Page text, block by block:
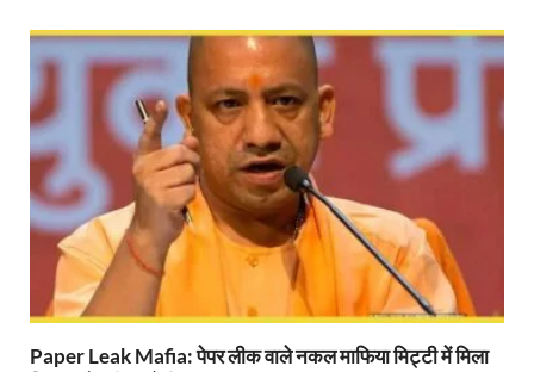
She Leads Bharat: अंतर्राष्ट्रीय महिला दिवस 2026 के
Sabka Sath Sabka Vikas: प्रधानमंत्री नरेन्द्र मोदी 9
Holi Mahotsava: CM धामी ने कलश संगीत द्वारा
Chhattisgarh Budget 2026-27: बस्तर के विकास का
First Cabinet Meeting In Seva Tirth: भारत की
Gomati River: गोमती को स्वच्छ बनाने के लिए आज जुटेंगे
Railway Appointment Update: राजेश कुमार पांडे ने
Paper Leak Mafia: पेपर लीक वाले नकल माफिया मिट्टी में मिला